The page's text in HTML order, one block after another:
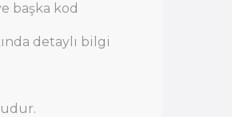
başka kod
detaylı bilgi